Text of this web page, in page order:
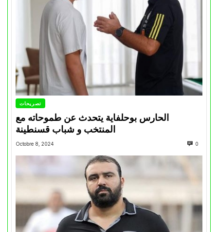
تصريحات
الحارس بوحلفاية يتحدث عن طموحاته مع
المنتخب و شباب قسنطينة
Octobre 8, 2024 0